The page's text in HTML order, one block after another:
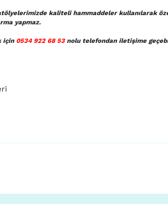
kaliteli hammaddeler kullanılarak
yapmaz.
için 0534 922 68 53nolu telefondan iletişime